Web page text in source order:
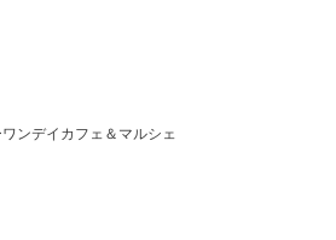
ンデイカフェ＆マルシェ